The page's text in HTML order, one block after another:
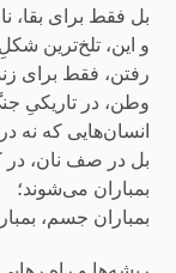
بل فقط برای بقا،
و این، تلخ‌ترین
رفتن، فقط برای
وطن، در تاریکیِ
انسان‌هایی که نه
بل در صف نان،
بمباران می‌شوند؛
بمباران جسم،